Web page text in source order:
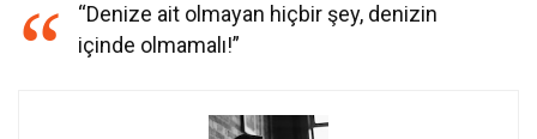
“Denize ait olmayan hiçbir şey, denizin
içinde olmamalı!”